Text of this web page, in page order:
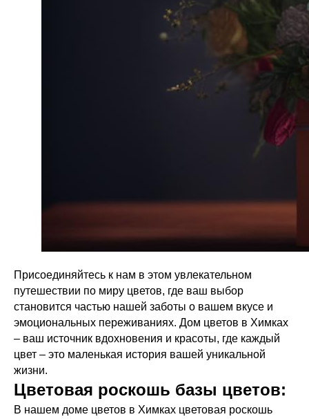
Присоединяйтесь к нам в этом увлекательном
путешествии по миру цветов, где ваш выбор
становится частью нашей заботы о вашем вкусе и
эмоциональных переживаниях. Дом цветов в Химках
– ваш источник вдохновения и красоты, где каждый
цвет – это маленькая история вашей уникальной
жизни.
Цветовая роскошь базы цветов:
В нашем доме цветов в Химках цветовая роскошь